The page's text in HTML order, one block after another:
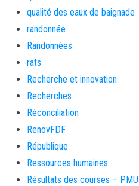
qualité des eaux de baignade
randonnée
Randonnées
rats
Recherche et innovation
Recherches
Réconciliation
RenovFDF
République
Ressources humaines
Résultats des courses – PMU